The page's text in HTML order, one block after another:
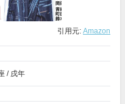
引用元: Amazon
/ 戌年